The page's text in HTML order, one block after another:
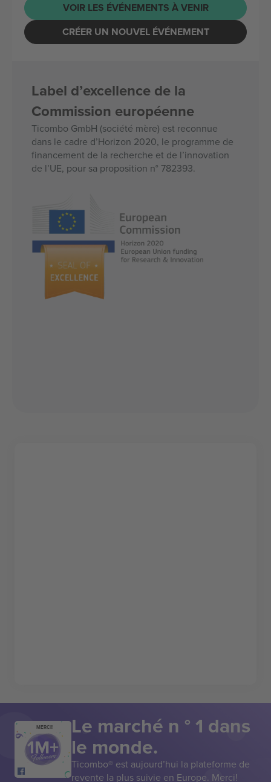
VOIR LES ÉVÉNEMENTS À VENIR
CRÉER UN NOUVEL ÉVÉNEMENT
Label d’excellence de la
Commission européenne
Ticombo GmbH (société mère) est reconnue
dans le cadre d’Horizon 2020, le programme de
financement de la recherche et de l’innovation
de l’UE, pour sa proposition n° 782393.
MERCI! Le marché n ° 1 dans
le monde.
Ticombo® est aujourd’hui la plateforme de
revente la plus suivie en Europe. Merci!